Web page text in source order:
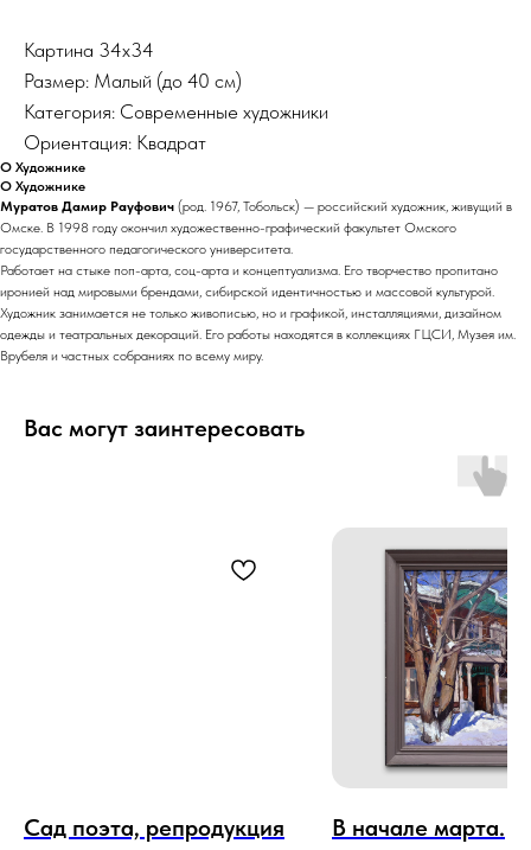
Картина 34х34
Размер: Малый (до 40 см)
Категория: Современные художники
Ориентация: Квадрат
О Художнике
О Художнике
Муратов Дамир Рауфович (род. 1967, Тобольск) — российский художник, живущий в
Омске. В 1998 году окончил художественно-графический факультет Омского
государственного педагогического университета.
Работает на стыке поп-арта, соц-арта и концептуализма. Его творчество пропитано
иронией над мировыми брендами, сибирской идентичностью и массовой культурой.
Художник занимается не только живописью, но и графикой, инсталляциями, дизайном
одежды и театральных декораций. Его работы находятся в коллекциях ГЦСИ, Музея им.
Врубеля и частных собраниях по всему миру.
Вас могут заинтересовать
Сад поэта, репродукция
В начале марта.